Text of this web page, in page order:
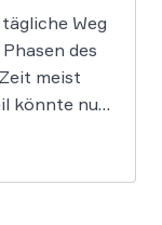
Weg
des
meist
könnte nun
künftig